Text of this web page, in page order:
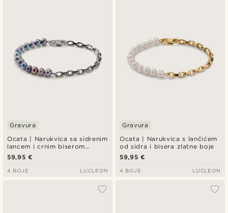
Ocata | Narukvica sa sidrenim
lancem i crnim biserom
srebrne boje
Gravura
59,95 €
4 BOJE LUCLEON
Ocata | Narukvica s lančićem
od sidra i bisera zlatne boje
Gravura
59,95 €
4 BOJE LUCLEON